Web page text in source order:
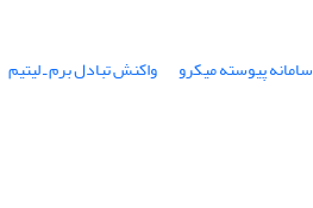
سامانه پیوسته میکرو واکنش تبادل برم ـ لیتیم